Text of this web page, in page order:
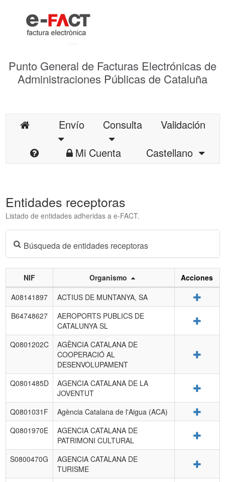
Punto General de Facturas Electrónicas de
Administraciones Públicas de Cataluña
Envío Consulta
Validación
Mi Cuenta
Castellano
Entidades receptoras
Listado de entidades adheridas a e-FACT.
Búsqueda de entidades receptoras
Listado
de
entidades
NIF Organismo
Acciones
A08141897
ACTIUS DE MUNTANYA, SA
B64748627
AEROPORTS PUBLICS DE
CATALUNYA SL
Q0801202C
AGÈNCIA CATALANA DE
COOPERACIÓ AL
DESENVOLUPAMENT
Q0801485D
AGENCIA CATALANA DE LA
JOVENTUT
Q0801031F Agència Catalana de l'Aigua (ACA)
Q0801970E
AGENCIA CATALANA DE
PATRIMONI CULTURAL
S0800470G
AGENCIA CATALANA DE
TURISME